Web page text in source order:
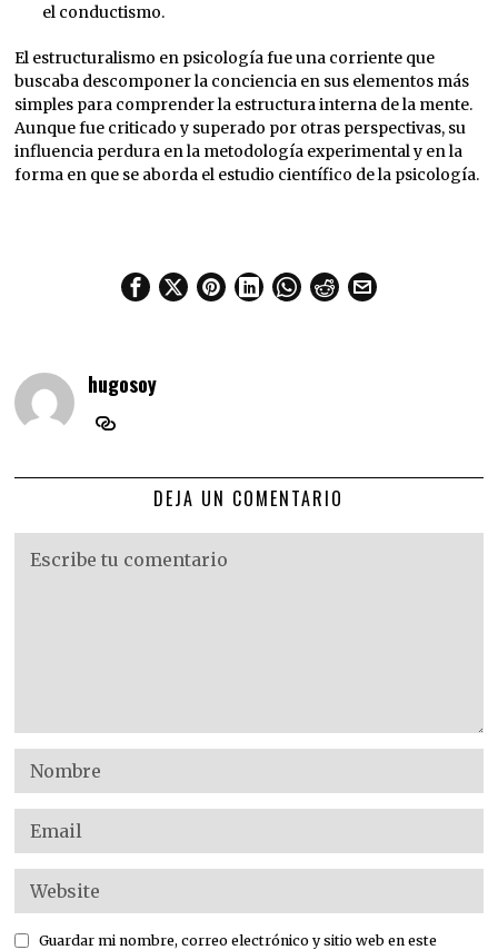
el conductismo.
El estructuralismo en psicología fue una corriente que
buscaba descomponer la conciencia en sus elementos más
simples para comprender la estructura interna de la mente.
Aunque fue criticado y superado por otras perspectivas, su
influencia perdura en la metodología experimental y en la
forma en que se aborda el estudio científico de la psicología.
hugosoy
DEJA UN COMENTARIO
Guardar mi nombre, correo electrónico y sitio web en este